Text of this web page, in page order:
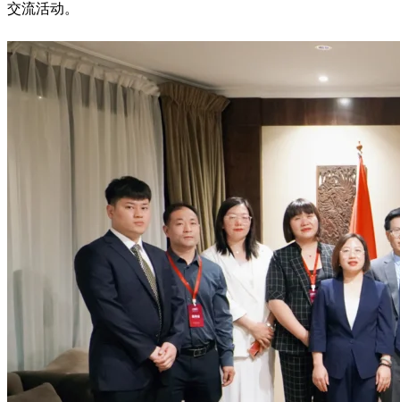
交流活动。